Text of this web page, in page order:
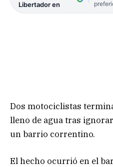
Libertador en
Dos motociclistas
lleno de agua tras
un barrio correntino.
El hecho ocurrió en el